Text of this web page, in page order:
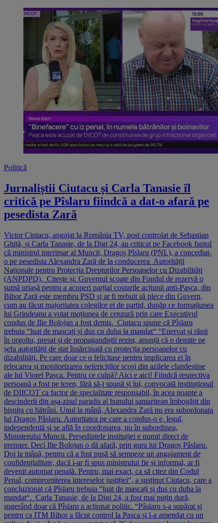
Politică
Jurnaliștii Ciutacu și Carla Tanasie îl
critică pe Pîslaru fiindcă a dat-o afară pe
pesedista Zară
Victor Ciutacu, angajat la România TV, post controlat de Sebastian
Ghiță, și Carla Tanasie, de la Digi 24, au criticat pe Facebook faptul
că ministrul interimar al Muncii, Dragoș Pîslaru (PNL), a concediat-
o pe pesedista Alexandra Zară de la conducerea Autorității
Naționale pentru Protecția Drepturilor Persoanelor cu Dizabilități
(ANPDPD). Citește și: Guvernul scoate din Fondul de rezervă o
sumă uriașă pentru a acoperi parțial costurile acțiunii anti-Pașca, din
Bihor Zară este membru PSD și ar fi trebuit să plece din Guvern,
cum au făcut majoritatea colegilor ei de partid, dupăp ce formațiunea
lui Grindeanu a votat moțiunea de cenzură prin care Executivul
condus de Ilie Bolojan a fost demis. Ciutacu spune că Pîslaru
trebuia “luat de mascați și dus cu duba la mandat“ “Enervat și rănit
în orgoliu, presat și de propagandiștii rezist, anunță că o demite pe
șefa autorității de stat însărcinată cu protecția persoanelor cu
dizabilități. Pe care doar ce o felicitase pentru implicarea ei în
relocarea și monitorizarea nefericiților scoși din azilele clandestine
ale lui Viorel Pașca. Pentru ce culpă? Aici e aici! Fiindcă respectiva
persoană a fost pe teren, fără să-i spună și lui, convocată instituțional
de DIICOT ca factor de specialitate responsabil, în acea noapte a
descinderii din așa-zisul paradis al bunului samaritean îmbogățit din
bișnița cu bătrâni. Unul la mână, Alexandra Zară nu era subordonata
lui Dragoș Pâslaru. Autoritatea pe care a condus-o e, legal,
independentă și se află în coordonarea, nu în subordinea,
Ministerului Muncii. Președintele instituției e numit direct de
premier. Deci Ilie Bolojan o dă afară, prin gura lui Dragoș Pâslaru.
Doi la mână, pentru că a fost pusă să semneze un angajament de
confidențialitate, dacă i-ar fi spus ministrului fie și informal, ar fi
devenit automat penală. Pentru, mai exact, ca să citez din Codul
Penal, compromiterea intereselor justiției“, a susținut Ciutacu, care a
concluzionat că Pîslaru trebuia “luat de mascați și dus cu duba la
mandat“. Carla Tanasie, de la Digi 24, a fost mai puțin dură,
sugerând doar că Pîslaru a acționat politic. “Pâslaru s-a supărat și
pentru ca ITM Bihor a făcut control la Pasca și l-a amendat cu un